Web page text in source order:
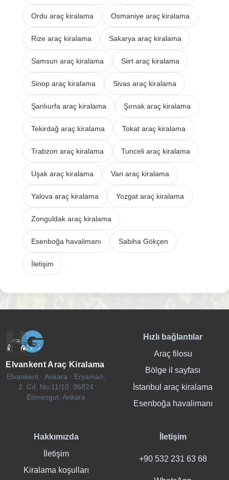
Ordu araç kiralama Osmaniye araç kiralama
Rize araç kiralama Sakarya araç kiralama
Samsun araç kiralama Siirt araç kiralama
Sinop araç kiralama Sivas araç kiralama
Şanlıurfa araç kiralama Şırnak araç kiralama
Tekirdağ araç kiralama Tokat araç kiralama
Trabzon araç kiralama Tunceli araç kiralama
Uşak araç kiralama Van araç kiralama
Yalova araç kiralama Yozgat araç kiralama
Zonguldak araç kiralama
Esenboğa havalimanı Sabiha Gökçen
İletişim
Elvankent Araç Kiralama
Elvankent · Ankara · Eryaman,
2. Cd. No:11/10, 06824
Etimesgut, Ankara
Hızlı bağlantılar
Araç filosu
Bölge il sayfası
İstanbul araç kiralama
Esenboğa havalimanı
Hakkımızda
İletişim
Kiralama koşulları
İletişim
+90 532 231 63 68